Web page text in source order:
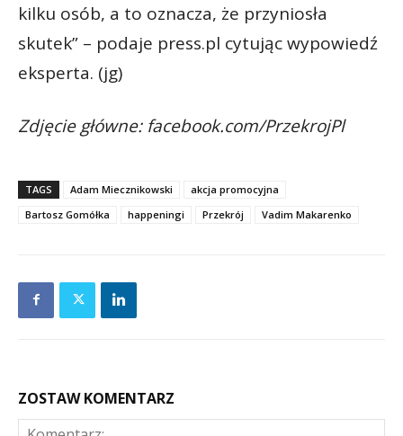
kilku osób, a to oznacza, że przyniosła
skutek” – podaje press.pl cytując wypowiedź
eksperta. (jg)
Zdjęcie główne: facebook.com/PrzekrojPl
TAGS Adam Miecznikowski
akcja promocyjna
Bartosz Gomółka
happeningi Przekrój Vadim Makarenko
ZOSTAW KOMENTARZ